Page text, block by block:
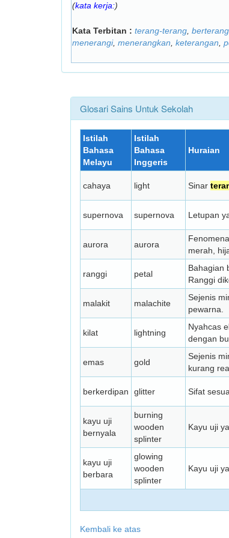
(kata kerja:)
Kata Terbitan : terang-terang
menerangi, menerangkan keterangan
Glosari Sains Untuk Sekolah
Istilah
Bahasa
Melayu
Istilah
Bahasa
Inggeris
Huraian
cahaya light Sinar
supernova supernova Letupan
aurora aurora
merah,
ranggi petal
Bahagian
Ranggi
malakit malachite
Sejenis
pewarna.
kilat lightning
Nyahcas
dengan
emas gold
Sejenis
kurang
berkerdipan glitter Sifat
kayu uji
bernyala
burning
wooden
splinter
Kayu uji
kayu uji
berbara
glowing
wooden
splinter
Kayu uji
Kembali ke atas